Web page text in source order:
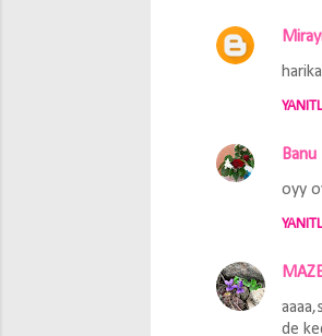
Banu
oyy
de